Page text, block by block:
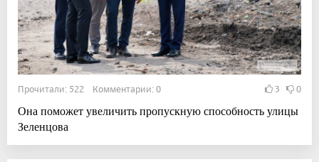
Прочитали: 522 Комментарии: 0 3 0
Она поможет увеличить пропускную способность улицы
Зеленцова